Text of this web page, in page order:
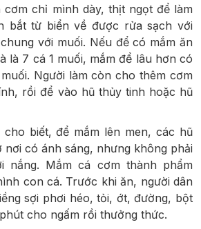
chỉ mình dày, thịt ngọt để làm
bắt từ biển về được rửa sạch với
với muối. Nếu để có mắm ăn
là 7 cá 1 muối, mắm để lâu hơn có
Người làm còn cho thêm cơm
rồi để vào hũ thủy tinh hoặc hũ
cho biết, để mắm lên men, các hũ
nơi có ánh sáng, nhưng không phải
nắng. Mắm cá cơm thành phẩm
con cá. Trước khi ăn, người dân
sợi phơi héo, tỏi, ớt, đường, bột
cho ngấm rồi thưởng thức.